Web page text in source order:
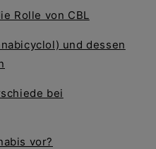
Rolle von CBL
und dessen
bei
vor?